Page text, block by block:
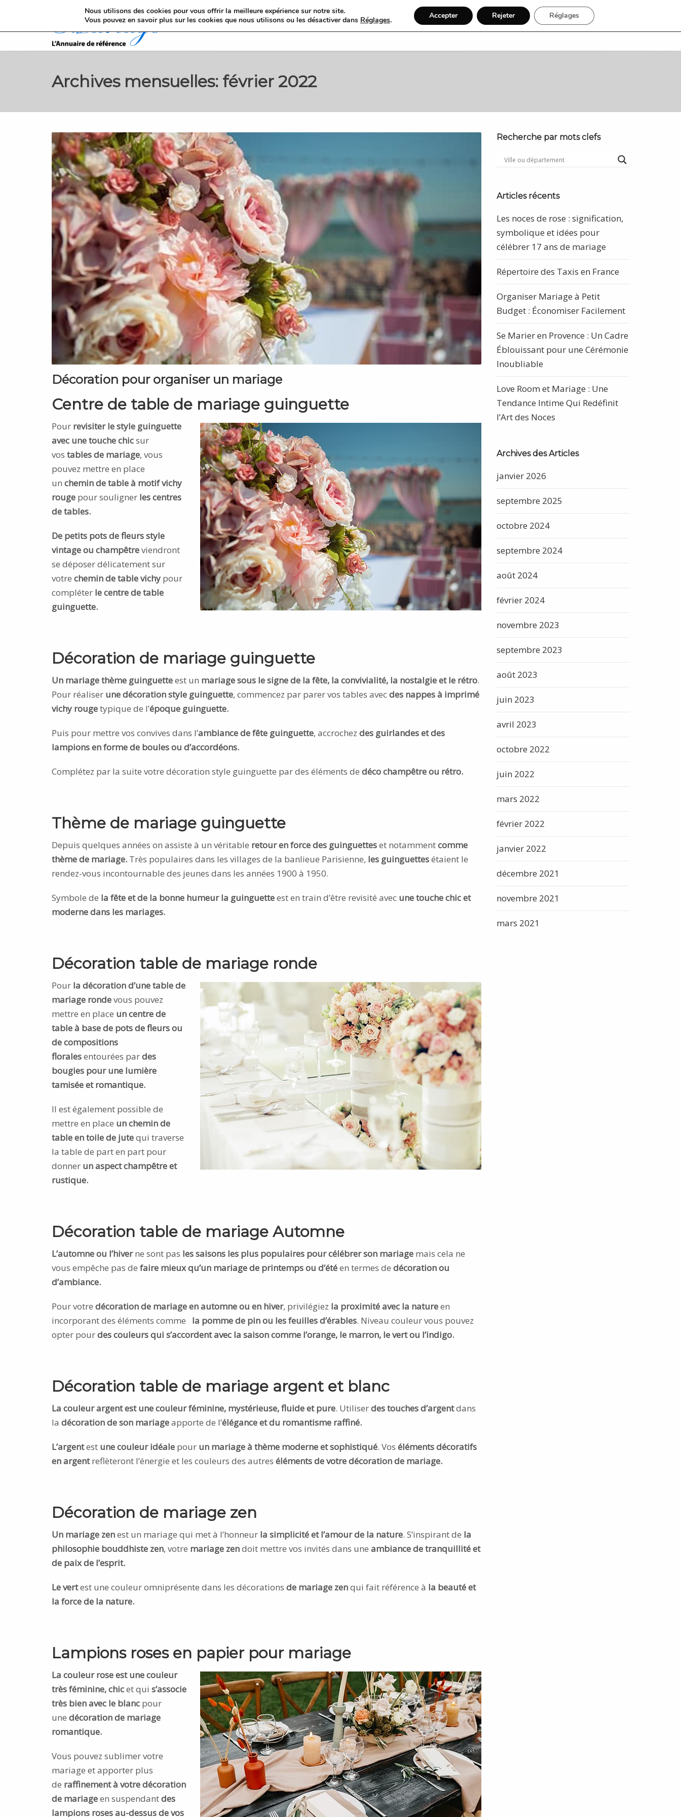
Accueil Organiser Recherche Inscription
Archives mensuelles: février 2022
Décoration pour organiser un mariage
Centre de table de mariage guinguette
Pour revisiter le style guinguette
avec une touche chicsur
vos tables de mariage, vous
pouvez mettre en place
un chemin de table à motif vichy
rouge pour souligner les centres
de tables.
De petits pots de fleurs style
vintage ou champêtreviendront
se déposer délicatement sur
votre chemin de table vichy pour
compléter le centre de table
guinguette.
Décoration de mariage guinguette
Un mariage thème guinguetteest un mariage sous le signe de la fête, la convivialité, la nostalgie et le rétro.
Pour réaliser une décoration style guinguette, commencez par parer vos tables avecdes nappes à imprimé
vichy rougetypique de l’époque guinguette.
Puis pour mettre vos convives dans l’ambiance de fête guinguette, accrochez des guirlandes et des
lampions en forme de boules ou d’accordéons.
Complétez par la suite votre décoration style guinguette par des éléments de déco champêtre ou rétro.
Thème de mariage guinguette
Depuis quelques années on assiste à un véritable retour en force des guinguetteset notammentcomme
thème de mariage. Très populaires dans les villages de la banlieue Parisienne, les guinguettesétaient le
rendez-vous incontournable des jeunes dans les années 1900 à 1950.
Symbole de la fête et de la bonne humeur la guinguetteest en train d’être revisité avec une touche chic et
moderne dans les mariages.
Décoration table de mariage ronde
Pour la décoration d’une table de
mariage rondevous pouvez
mettre en place un centre de
table à base de pots de fleurs ou
de compositions
floralesentourées pardes
bougies pour une lumière
tamisée et romantique.
Il est également possible de
mettre en place un chemin de
table en toile de jutequi traverse
la table de part en part pour
donner un aspect champêtre et
rustique.
Décoration table de mariage Automne
L’automne ou l’hiverne sont pas les saisons les plus populaires pour célébrer son mariage mais cela ne
vous empêche pas de faire mieux qu’un mariage de printemps ou d’étéen termes de décoration ou
d’ambiance.
Pour votre décoration de mariage en automne ou en hiver, privilégiez la proximité avec la natureen
incorporant des éléments comme la pomme de pin ou les feuilles d’érables. Niveau couleur vous pouvez
opter pourdes couleurs qui s’accordent avec la saison comme l’orange, le marron, le vert ou l’indigo.
Décoration table de mariage argent et blanc
La couleur argent est une couleur féminine, mystérieuse, fluide et pure. Utiliserdes touches d’argentdans
la décoration de son mariageapporte de l’élégance et du romantisme raffiné.
L’argentest une couleur idéale pour un mariage à thème moderne et sophistiqué. Vos éléments décoratifs
en argentreflèteront l’énergie et les couleurs des autres éléments de votre décoration de mariage.
Décoration de mariage zen
Un mariage zenest un mariage qui met à l’honneur la simplicité et l’amour de la nature. S’inspirant de la
philosophie bouddhiste zen, votre mariage zendoit mettre vos invités dans une ambiance de tranquillité et
de paix de l’esprit.
Le vertest une couleur omniprésente dans les décorations de mariage zenqui fait référence à la beauté et
la force de la nature.
Lampions roses en papier pour mariage
La couleur rose est une couleur
très féminine, chicet qui s’associe
très bien avec le blanc pour
une décoration de mariage
romantique.
Vous pouvez sublimer votre
mariage et apporter plus
de raffinement à votre décoration
de mariageen suspendantdes
lampions roses au-dessus de vos
Recherche par mots clefs
Articles récents
Les noces de rose : signification,
symbolique et idées pour
célébrer 17 ans de mariage
Répertoire des Taxis en France
Organiser Mariage à Petit
Budget : Économiser Facilement
Se Marier en Provence : Un Cadre
Éblouissant pour une Cérémonie
Inoubliable
Love Room et Mariage : Une
Tendance Intime Qui Redéfinit
l’Art des Noces
Archives des Articles
janvier 2026
septembre 2025
octobre 2024
septembre 2024
août 2024
février 2024
novembre 2023
septembre 2023
août 2023
juin 2023
avril 2023
octobre 2022
juin 2022
mars 2022
février 2022
janvier 2022
décembre 2021
novembre 2021
mars 2021
Nous utilisons des cookies pour vous offrir la meilleure expérience sur notre site.
Vous pouvez en savoir plus sur les cookies que nous utilisons ou les désactiver dans Réglages. Accepter Rejeter Réglages